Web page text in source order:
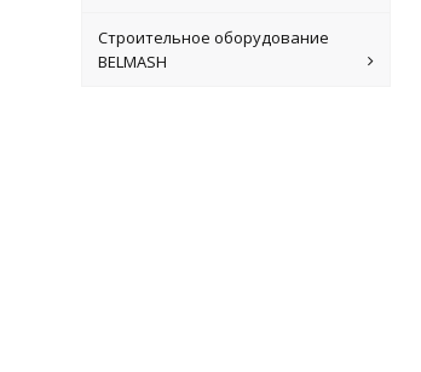
Строительное оборудование
BELMASH